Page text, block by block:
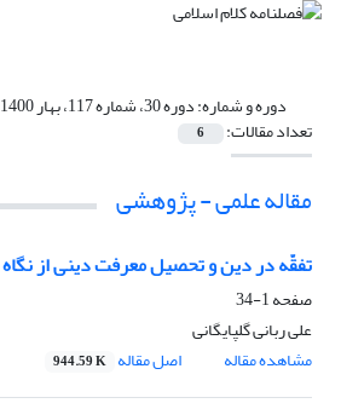
دوره و شماره:دوره 30، شماره 117، بهار 1400، صفحه 1-170
تعداد مقالات: 6
مقاله علمی - پژوهشی
تفقّه در دین و تحصیل معرفت دینی از
صفحه1-34
علی ربانی گلپایگانی
مشاهده مقاله
اصل مقاله 944.59 K